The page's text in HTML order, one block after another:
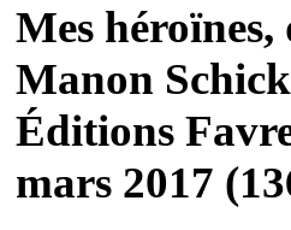
Mes héroïnes,
Manon Schick
Éditions
mars 2017